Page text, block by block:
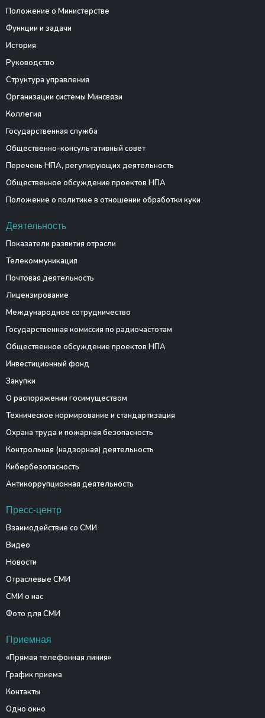
Положение о Министерстве
Функции и задачи
История
Руководство
Структура управления
Организации системы Минсвязи
Коллегия
Государственная служба
Общественно-консультативный совет
Перечень НПА, регулирующих деятельность
Общественное обсуждение проектов НПА
Положение о политике в отношении обработки куки
Деятельность
Показатели развития отрасли
Телекоммуникация
Почтовая деятельность
Лицензирование
Международное сотрудничество
Государственная комиссия по радиочастотам
Общественное обсуждение проектов НПА
Инвестиционный фонд
Закупки
О распоряжении госимуществом
Техническое нормирование и стандартизация
Охрана труда и пожарная безопасность
Контрольная (надзорная) деятельность
Кибербезопасность
Антикоррупционная деятельность
Пресс-центр
Взаимодействие со СМИ
Видео
Новости
Отраслевые СМИ
СМИ о нас
Фото для СМИ
Приемная
«Прямая телефонная линия»
График приема
Контакты
Одно окно